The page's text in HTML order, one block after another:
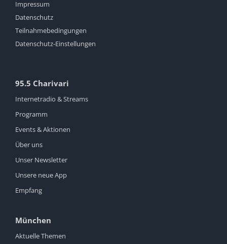
Impressum
Datenschutz
Teilnahmebedingungen
Datenschutz-Einstellungen
95.5 Charivari
Internetradio & Streams
Programm
Events & Aktionen
Über uns
Unser Newsletter
Unsere neue App
Empfang
München
Aktuelle Themen